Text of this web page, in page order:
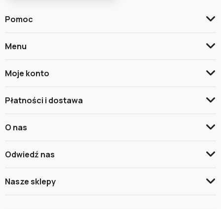
Pomoc
Menu
Moje konto
Płatności i dostawa
O nas
Odwiedź nas
Nasze sklepy